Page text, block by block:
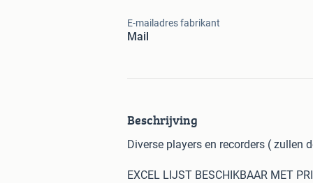
E-mailadres fabrikant
Mail
Beschrijving
Diverse players en recorders ( zullen
EXCEL LIJST BESCHIKBAAR MET